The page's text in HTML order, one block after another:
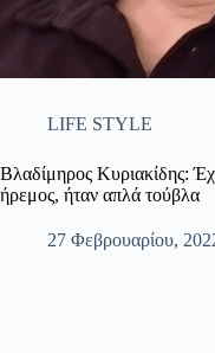
LIFE STYLE
Βλαδίμηρος Κυριακίδης:
ήρεμος, ήταν απλά τούβλα
27 Φεβρουαρίου,